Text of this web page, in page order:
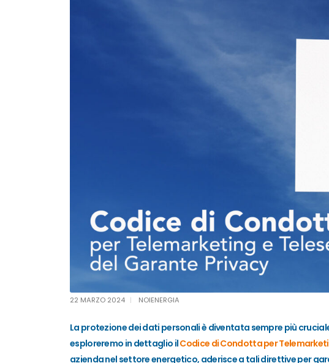
22 MARZO 2024 NOIENERGIA
La protezione dei dati personali è diventata sempre più
esploreremo in dettaglio ilCodice di Condotta per
azienda nel settore energetico, aderisce a tali direttive per